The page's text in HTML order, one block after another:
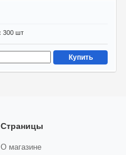
300 шт
Купить
Страницы
О магазине